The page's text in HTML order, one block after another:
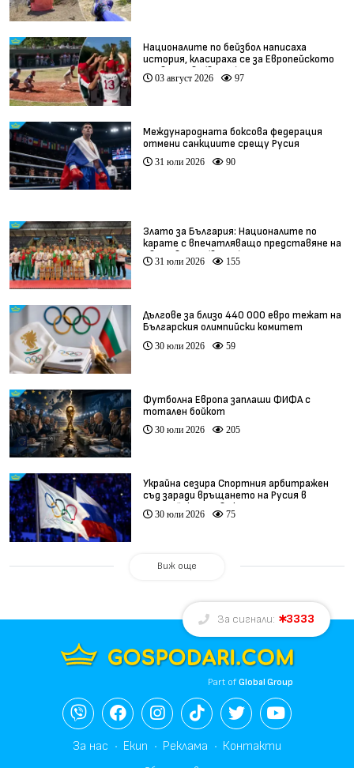
Националите по бейзбол написаха
история, класираха се за Европейското
първенство (видео)
03 август 2026 97
Международната боксова федерация
отмени санкциите срещу Русия
31 юли 2026 90
Злато за България: Националите по
карате с впечатляващо представяне на
Световното (видео)
31 юли 2026 155
Дългове за близо 440 000 евро тежат на
Българския олимпийски комитет
30 юли 2026 59
Футболна Европа заплаши ФИФА с
тотален бойкот
30 юли 2026 205
Украйна сезира Спортния арбитражен
съд заради връщането на Русия в
олимпийското движение
30 юли 2026 75
Виж още
За сигнали: 3333
Part ofGlobal Group
За нас Екип Реклама Контакти